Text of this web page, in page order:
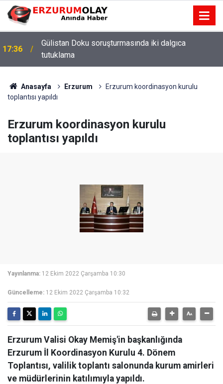
17:36
Gülistan Doku soruşturmasında iki dalgıca
tutuklama
Anasayfa Erzurum
Erzurum koordinasyon kurulu
toplantısı yapıldı
Erzurum koordinasyon kurulu
toplantısı yapıldı
Yayınlanma: 12 Ekim 2022 Çarşamba 10:30
Güncelleme: 12 Ekim 2022 Çarşamba 10:32
Erzurum Valisi Okay Memiş'in başkanlığında
Erzurum İl Koordinasyon Kurulu 4. Dönem
Toplantısı, valilik toplantı salonunda kurum amirleri
ve müdürlerinin katılımıyla yapıldı.